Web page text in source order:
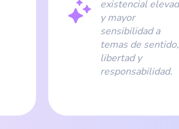
existencial
y mayor
sensibilidad a
temas de sentido,
libertad y
responsabilidad.